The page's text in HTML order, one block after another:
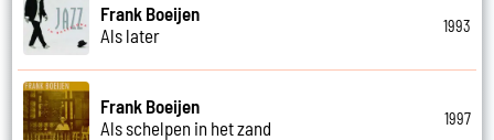
Frank Boeijen
Als later
1993
Frank Boeijen
Als schelpen in het zand
1997